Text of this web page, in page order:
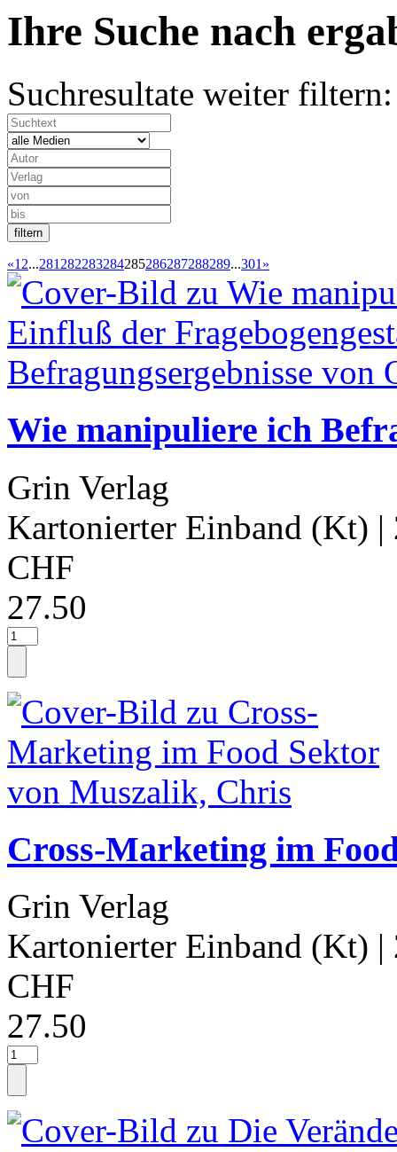
Ihre Suche nach
Suchresultate weiter filtern:
«12...281282283284285286287288289...301»
Wie manipuliere ich
Grin Verlag
Kartonierter Einband (Kt) |
CHF
27.50
Cross-Marketing im
Grin Verlag
Kartonierter Einband (Kt) |
CHF
27.50